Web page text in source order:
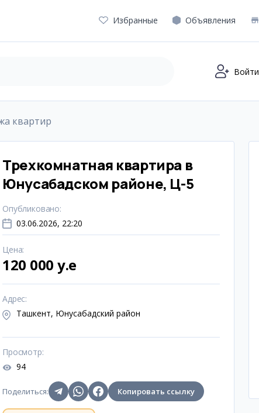
Избранные Объявления
Войти
квартир
Трехкомнатная квартира в
Юнусабадском районе, Ц-5
Опубликовано:
03.06.2026, 22:20
Цена:
120 000 y.e
Адрес:
Ташкент, Юнусабадский район
Просмотр:
94
Поделиться: Копировать ссылку